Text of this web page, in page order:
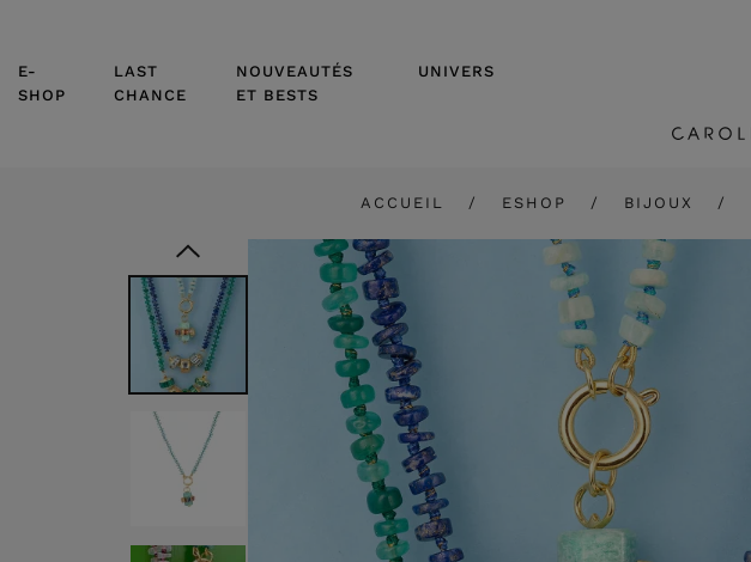
E-
SHOP
LAST
CHANCE
NOUVEAUTÉS
ET BESTS
UNIVERS
ACCUEIL ESHOP BIJOUX